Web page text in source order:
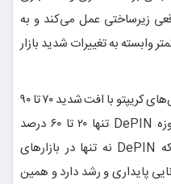
زیرساختی عمل می‌کند و به
وابسته به تغییرات شدید بازار
در آخرین چرخه بازار، وقتی سایر بخش‌های کریپتو با افت شدید ۷۰ تا ۹۰
درصدی مواجه شدند، درآمدهای حوزه DePIN تنها ۲۰ تا ۶۰ درصد
کاهش یافتند. این نشان می‌دهد که DePIN نه تنها در بازارهای
پایداری و رشد دارد و همین